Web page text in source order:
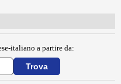
italiano a partire da: